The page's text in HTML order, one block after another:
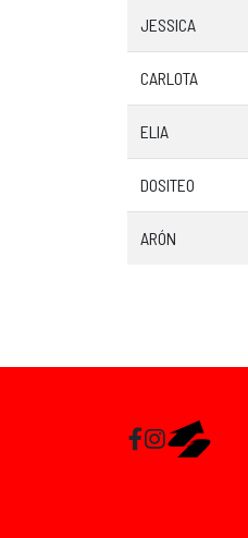
JESSICA
CARLOTA
ELIA
DOSITEO
ARÓN
Facebook
InstagramRaceMapp